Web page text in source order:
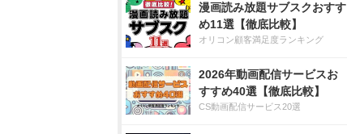
漫画読み放題サブスクおすす
め11選【徹底比較】
オリコン顧客満足度ランキング
2026年動画配信サービスお
すすめ40選【徹底比較】
CS動画配信サービス20選